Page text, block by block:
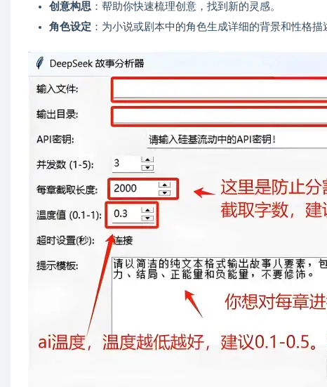
创意构思 ：帮助你快速梳理创意，找到新的灵感。
角色设定 ：为小说或剧本中的角色生成详细的背景和性格描